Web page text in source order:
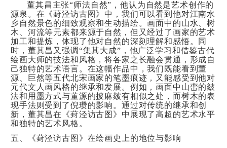
董其昌主张“师法自然”，他认为自然是艺术创作的
源泉。在《葑泾访古图》中，我们可以看到他对江南水
乡自然景色的细致观察和生动描绘。画面中的山水、树
木、河流等元素都来源于自然，但又经过了画家的艺术
加工和提炼，体现了他对自然的深刻理解和感悟。同
时，董其昌又强调“集其大成”，他广泛学习和借鉴古代
绘画大师的技法和风格，将各家之长融会贯通，形成自
己独特的艺术语言。在这幅作品中，我们既能看到董
源、巨然等五代北宋画家的笔墨痕迹，又能感受到他对
元代文人画风格的继承和发展。例如，画面中山峦的皴
法和用墨方式与董源的披麻皴有相似之处，而树木的表
现手法则受到了倪瓒的影响。通过对传统的继承和创
新，董其昌在《葑泾访古图》中展现了高超的艺术水平
和独特的艺术风格。
五、《葑泾访古图》在绘画史上的地位与影响